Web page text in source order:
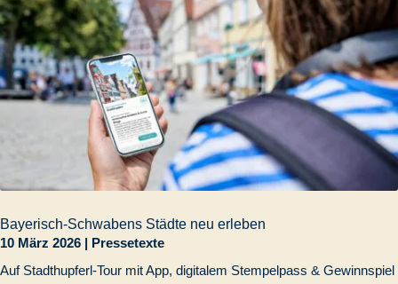
Bayerisch-Schwabens Städte neu erleben
10 März 2026 | Pressetexte
Auf Stadthupferl-Tour mit App, digitalem Stempelpass & Gewinnspiel